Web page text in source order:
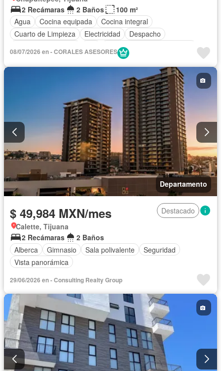
2 Recámaras
2 Baños
100 m²
Agua
Cocina equipada
Cocina integral
Cuarto de Limpieza
Electricidad
Despacho
Completamente amueblado
08/07/2026 en - CORALES ASESORES
Departamento
$ 49,984 MXN/mes
Destacado
Calette, Tijuana
2 Recámaras
2 Baños
Alberca
Gimnasio Sala polivalente
Seguridad
Vista panorámica
29/06/2026 en - Consulting Realty Group